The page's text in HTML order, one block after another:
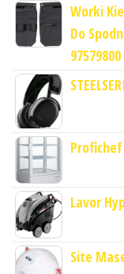
Worki
Do
97579800
Profichef
Lavor
Site